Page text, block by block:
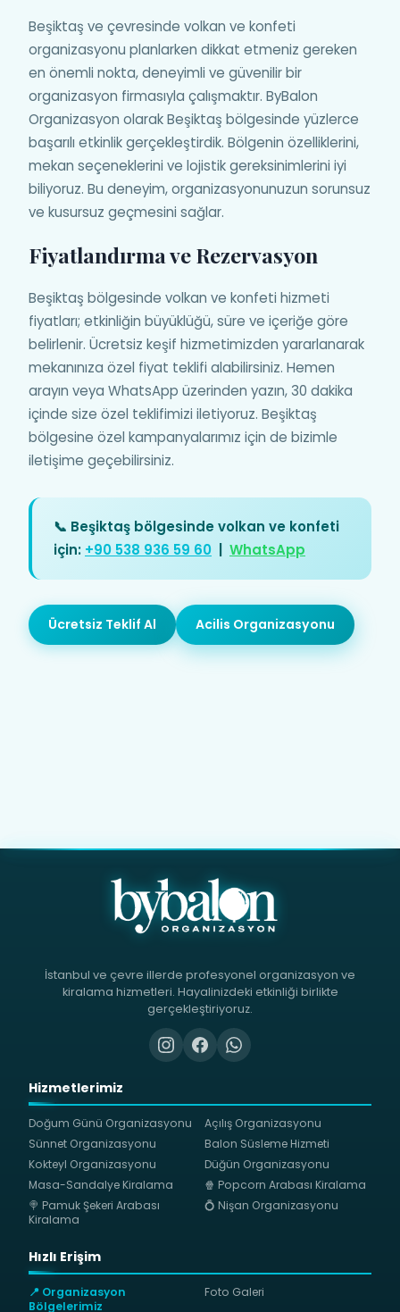
Beşiktaş ve çevresinde volkan ve konfeti
organizasyonu planlarken dikkat etmeniz gereken
en önemli nokta, deneyimli ve güvenilir bir
organizasyon firmasıyla çalışmaktır. ByBalon
Organizasyon olarak Beşiktaş bölgesinde yüzlerce
başarılı etkinlik gerçekleştirdik. Bölgenin özelliklerini,
mekan seçeneklerini ve lojistik gereksinimlerini iyi
biliyoruz. Bu deneyim, organizasyonunuzun sorunsuz
ve kusursuz geçmesini sağlar.
Fiyatlandırma ve Rezervasyon
Beşiktaş bölgesinde volkan ve konfeti hizmeti
fiyatları; etkinliğin büyüklüğü, süre ve içeriğe göre
belirlenir. Ücretsiz keşif hizmetimizden yararlanarak
mekanınıza özel fiyat teklifi alabilirsiniz. Hemen
arayın veya WhatsApp üzerinden yazın, 30 dakika
içinde size özel teklifimizi iletiyoruz. Beşiktaş
bölgesine özel kampanyalarımız için de bizimle
iletişime geçebilirsiniz.
📞 Beşiktaş bölgesinde volkan ve konfeti
için: +90 538 936 59 60 | WhatsApp
Ücretsiz Teklif Al Acilis Organizasyonu
İstanbul ve çevre illerde profesyonel organizasyon ve
kiralama hizmetleri. Hayalinizdeki etkinliği birlikte
gerçekleştiriyoruz.
Hizmetlerimiz
Doğum Günü Organizasyonu
Açılış Organizasyonu
Sünnet Organizasyonu
Balon Süsleme Hizmeti
Kokteyl Organizasyonu
Düğün Organizasyonu
Masa-Sandalye Kiralama
🍿 Popcorn Arabası Kiralama
🍭 Pamuk Şekeri Arabası
Kiralama
💍 Nişan Organizasyonu
Hızlı Erişim
📍 Organizasyon
Bölgelerimiz
Foto Galeri